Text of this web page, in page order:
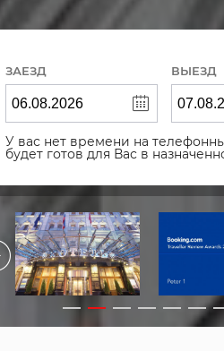
ЗАЕЗД ВЫЕЗД
У вас нет времени на
будет готов для Вас в